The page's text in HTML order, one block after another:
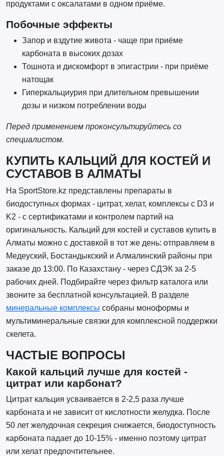
продуктами с оксалатами в одном приёме.
Побочные эффекты
Запор и вздутие живота - чаще при приёме
карбоната в высоких дозах
Тошнота и дискомфорт в эпигастрии - при приёме
натощак
Гиперкальциурия при длительном превышении
дозы и низком потреблении воды
Перед применением проконсультируйтесь со
специалистом.
КУПИТЬ КАЛЬЦИЙ ДЛЯ КОСТЕЙ И
СУСТАВОВ В АЛМАТЫ
На SportStore.kz представлены препараты в
биодоступных формах - цитрат, хелат, комплексы с D3 и
K2 - с сертификатами и контролем партий на
оригинальность. Кальций для костей и суставов купить в
Алматы можно с доставкой в тот же день: отправляем в
Медеуский, Бостандыкский и Алмалинский районы при
заказе до 13:00. По Казахстану - через СДЭК за 2-5
рабочих дней. Подбирайте через фильтр каталога или
звоните за бесплатной консультацией. В разделе
минеральные комплексы собраны моноформы и
мультиминеральные связки для комплексной поддержки
скелета.
ЧАСТЫЕ ВОПРОСЫ
Какой кальций лучше для костей -
цитрат или карбонат?
Цитрат кальция усваивается в 2-2,5 раза лучше
карбоната и не зависит от кислотности желудка. После
50 лет желудочная секреция снижается, биодоступность
карбоната падает до 10-15% - именно поэтому цитрат
или хелат предпочтительнее.